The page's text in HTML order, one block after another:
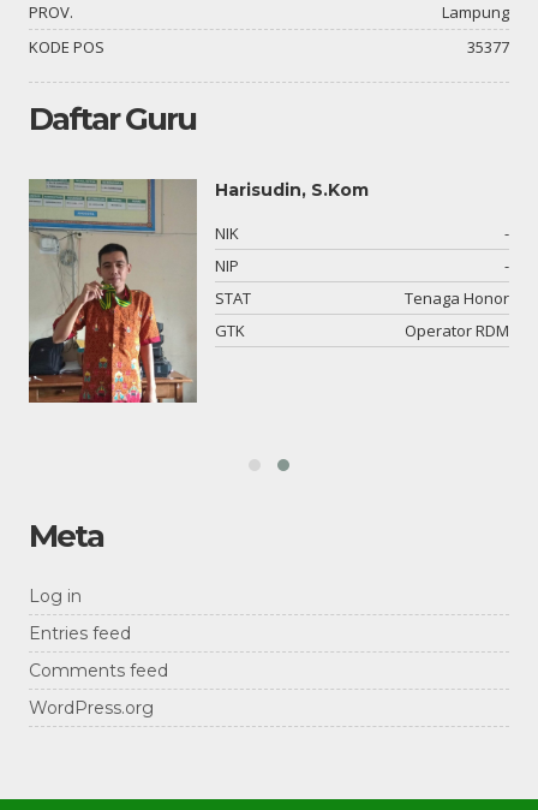
PROV.
Lampung
KODE POS
35377
Daftar Guru
Harisudin, S.Kom
NIK
-
NIP
-
STAT
Tenaga Honor
GTK
Operator RDM
Meta
Log in
Entries feed
Comments feed
WordPress.org